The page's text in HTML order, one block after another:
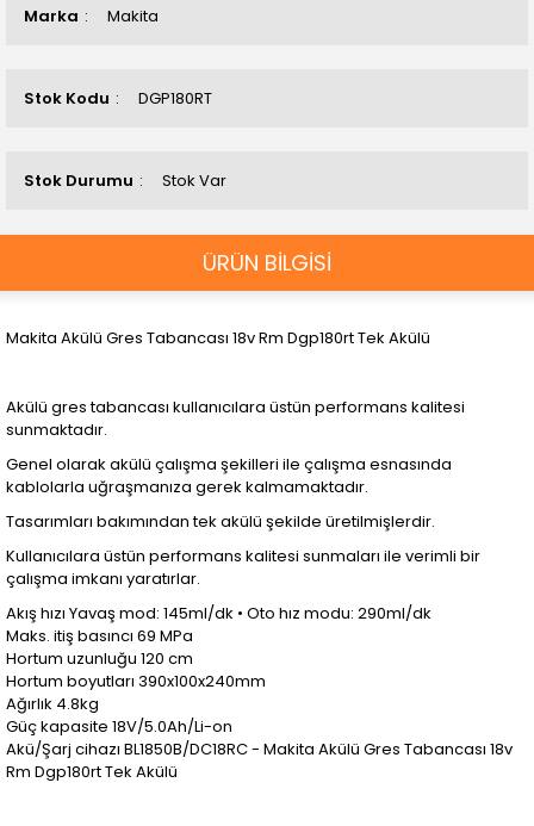
Marka Makita
Stok Kodu DGP180RT
Stok Durumu Stok Var
ÜRÜN BİLGİSİ
Makita Akülü Gres Tabancası 18v Rm Dgp180rt Tek Akülü
Akülü gres tabancası kullanıcılara üstün performans kalitesi
sunmaktadır.
Genel olarak akülü çalışma şekilleri ile çalışma esnasında
kablolarla uğraşmanıza gerek kalmamaktadır.
Tasarımları bakımından tek akülü şekilde üretilmişlerdir.
Kullanıcılara üstün performans kalitesi sunmaları ile verimli bir
çalışma imkanı yaratırlar.
Akış hızı Yavaş mod: 145ml/dk • Oto hız modu: 290ml/dk
Maks. itiş basıncı 69 MPa
Hortum uzunluğu 120 cm
Hortum boyutları 390x100x240mm
Ağırlık 4.8kg
Güç kapasite 18V/5.0Ah/Li-on
Akü/Şarj cihazı BL1850B/DC18RC - Makita Akülü Gres Tabancası 18v
Rm Dgp180rt Tek Akülü